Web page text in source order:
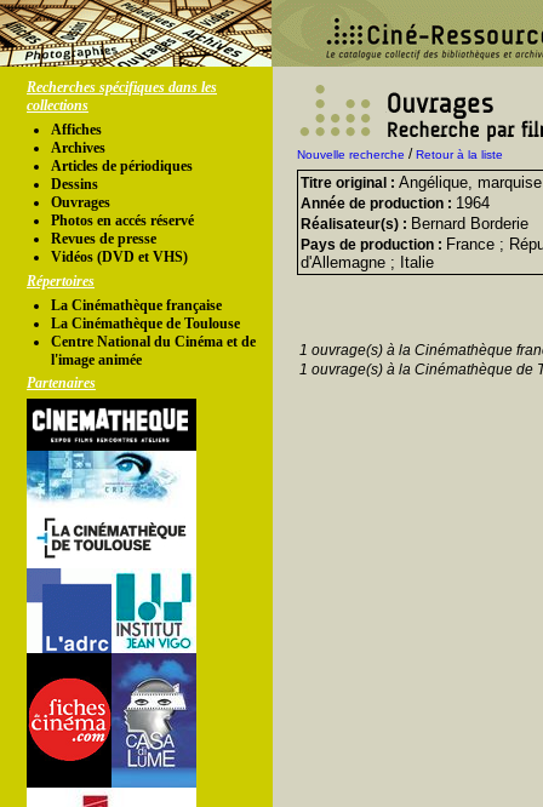
Recherches spécifiques dans les
collections
Affiches
Archives
Articles de périodiques
Dessins
Ouvrages
Photos en accés réservé
Revues de presse
Vidéos (DVD et VHS)
Répertoires
La Cinémathèque française
La Cinémathèque de Toulouse
Centre National du Cinéma et de
l'image animée
Partenaires
Nouvelle recherche /Retour à la liste
Titre original : Angélique,
Année de production : 1964
Réalisateur(s) : Bernard Borderie
Pays de production : France ;
d'Allemagne ; Italie
1 ouvrage(s) à la Cinémathèque
1 ouvrage(s) à la Cinémathèque de